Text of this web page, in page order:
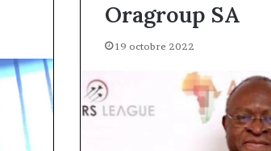
Oragroup SA
19 octobre 2022